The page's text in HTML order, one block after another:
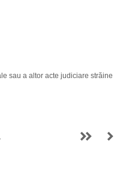
sau a altor acte judiciare străine